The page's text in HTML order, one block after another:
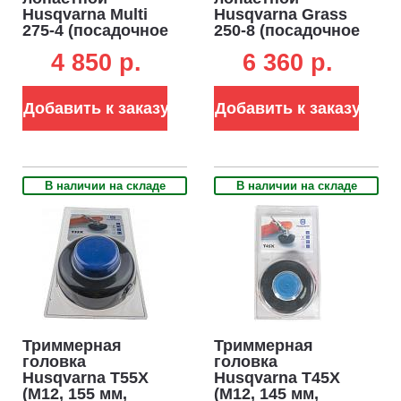
Husqvarna Multi
275-4 (посадочное
мм), диаметр
диска 275 мм.)
4 850 p.
Добавить к заказу
Husqvarna Grass
250-8 (посадочное
мм), диаметр
диска 250 мм.)
6 360 p.
Добавить к заказу
В наличии на складе
Триммерная
головка
Husqvarna T55X
(M12, 155 мм,
В наличии на складе
Триммерная
головка
Husqvarna T45X
(M12, 145 мм,